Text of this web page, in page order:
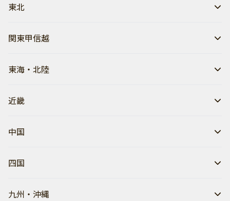
東北
関東甲信越
東海・北陸
近畿
中国
四国
九州・沖縄